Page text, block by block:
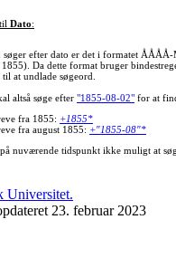
Dato:
søger efter dato er det i formatet
1855). Da dette format bruger
til at undlade søgeord.
altså søge efter "1855-08-02"for at
fra 1855: +1855*
fra august 1855: +"1855-08"*
nuværende tidspunkt ikke muligt at
23. februar 2023